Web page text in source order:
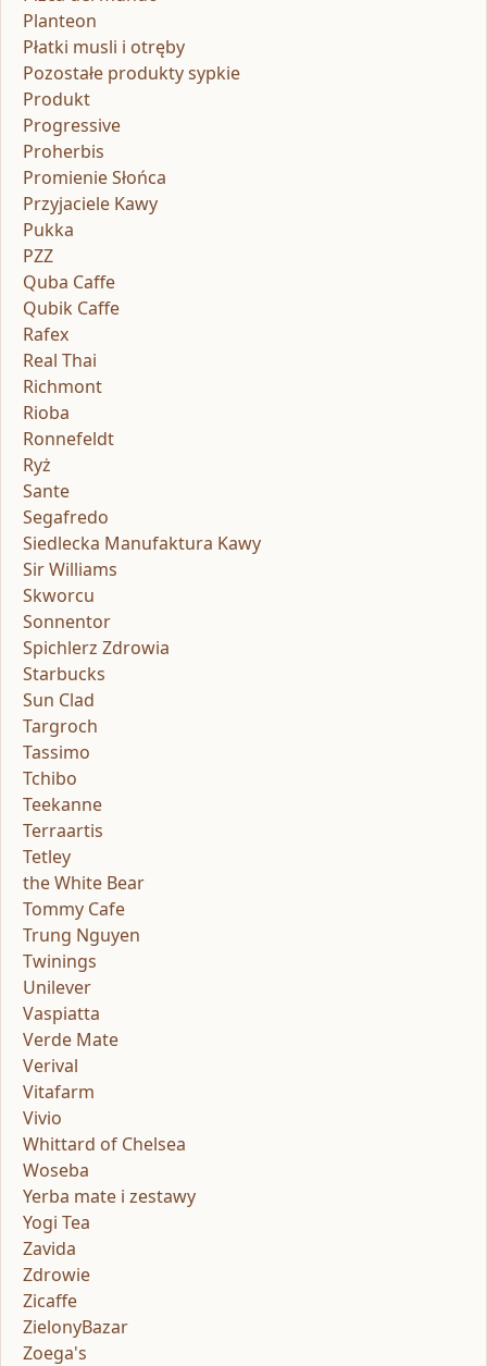
Planteon
Płatki musli i otręby
Pozostałe produkty sypkie
Produkt
Progressive
Proherbis
Promienie Słońca
Przyjaciele Kawy
Pukka
PZZ
Quba Caffe
Qubik Caffe
Rafex
Real Thai
Richmont
Rioba
Ronnefeldt
Ryż
Sante
Segafredo
Siedlecka Manufaktura Kawy
Sir Williams
Skworcu
Sonnentor
Spichlerz Zdrowia
Starbucks
Sun Clad
Targroch
Tassimo
Tchibo
Teekanne
Terraartis
Tetley
the White Bear
Tommy Cafe
Trung Nguyen
Twinings
Unilever
Vaspiatta
Verde Mate
Verival
Vitafarm
Vivio
Whittard of Chelsea
Woseba
Yerba mate i zestawy
Yogi Tea
Zavida
Zdrowie
Zicaffe
ZielonyBazar
Zoega's